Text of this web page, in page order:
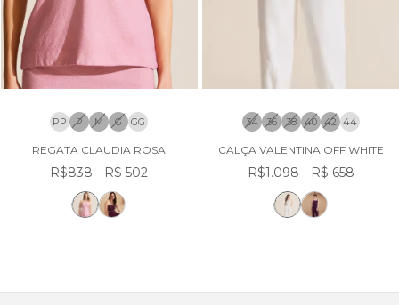
PP P M G GG
REGATA CLAUDIA ROSA
R$838 R$ 502
34 36 38 40 42 44
CALÇA VALENTINA OFF WHITE
R$1.098 R$ 658